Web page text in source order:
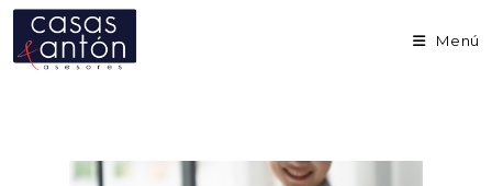
contenido
Menú